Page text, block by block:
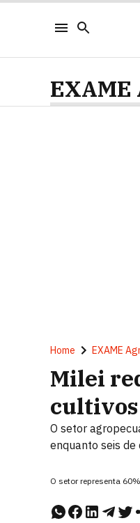
EXAME
Home EXAME
Milei
O setor
enquanto seis
O setor representa